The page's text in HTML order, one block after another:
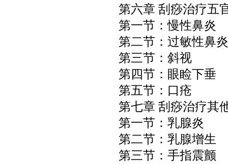
第六章 刮痧治疗五
第一节：慢性鼻炎
第二节：过敏性鼻炎
第三节：斜视
第四节：眼睑下垂
第五节：口疮
第七章 刮痧治疗其
第一节：乳腺炎
第二节：乳腺增生
第三节：手指震颤